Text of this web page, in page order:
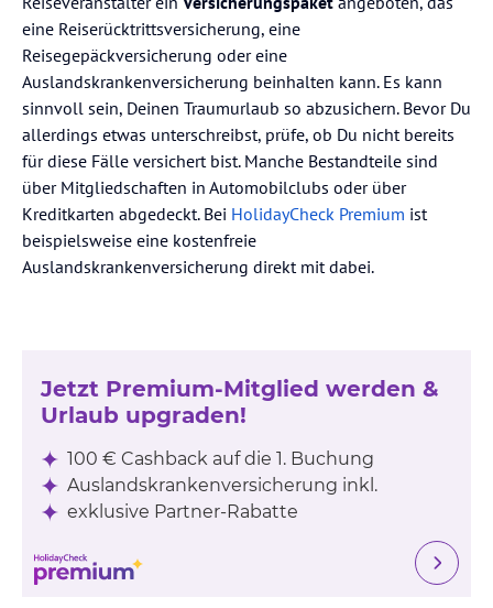
eine Reiserücktrittsversicherung, eine
Reisegepäckversicherung oder eine
Auslandskrankenversicherung beinhalten kann. Es kann
sinnvoll sein, Deinen Traumurlaub so abzusichern. Bevor Du
allerdings etwas unterschreibst, prüfe, ob Du nicht bereits
für diese Fälle versichert bist. Manche Bestandteile sind
über Mitgliedschaften in Automobilclubs oder über
Kreditkarten abgedeckt. Bei HolidayCheck Premium ist
beispielsweise eine kostenfreie
Auslandskrankenversicherung direkt mit dabei.
Jetzt Premium-Mitglied werden &
Urlaub upgraden!
100 € Cashback auf die 1. Buchung
Auslandskrankenversicherung inkl.
exklusive Partner-Rabatte